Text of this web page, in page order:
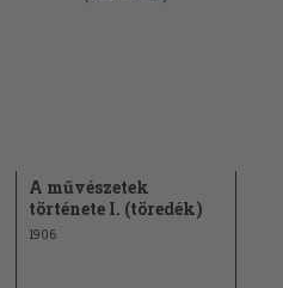
A művészetek
története I. (töredék)
1906